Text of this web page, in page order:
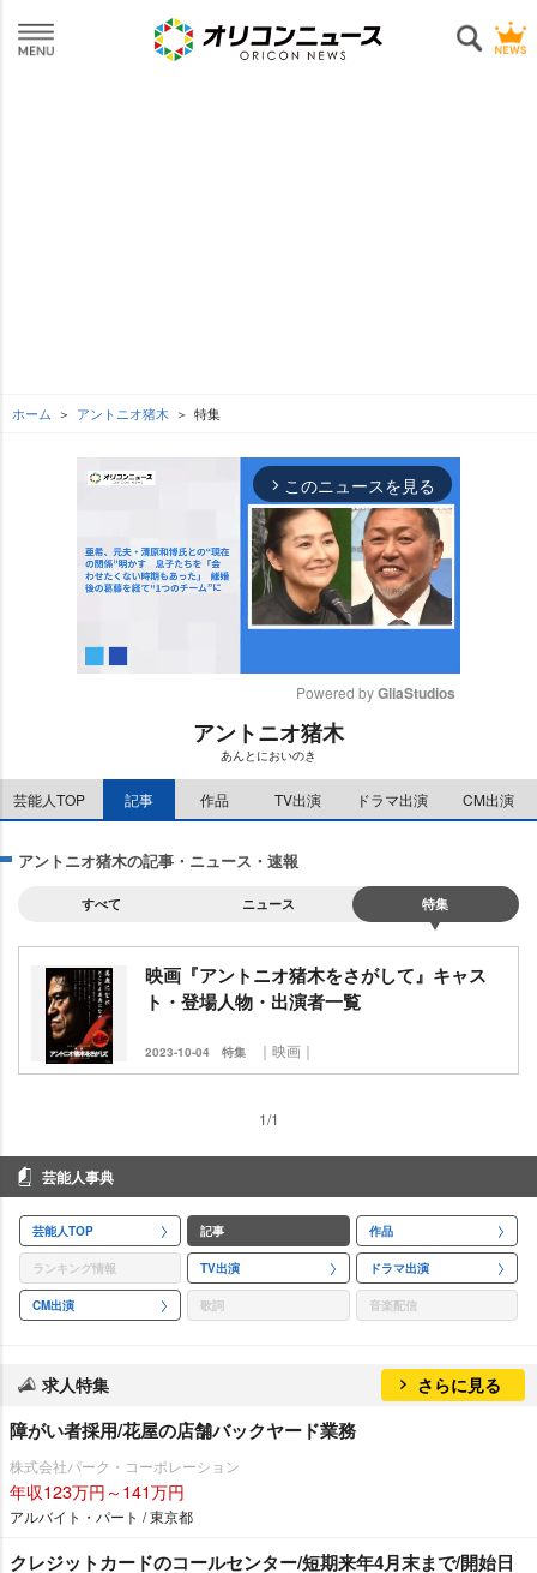
ホーム アントニオ猪木 特集
arrow_forward_ios このニュースを見る
e
Powered by GliaStudios
アントニオ猪木
あんとにおいのき
芸能人TOP 記事 作品 TV出演 ドラマ出演 CM出演
アントニオ猪木の記事・ニュース・速報
すべて ニュース 特集
映画『アントニオ猪木をさがして』キャス
ト・登場人物・出演者一覧
2023-10-04 特集 ｜映画｜
1/1
芸能人事典
芸能人TOP 記事 作品
ランキング情報 TV出演 ドラマ出演
CM出演 歌詞 音楽配信
求人特集 さらに見る
障がい者採用/花屋の店舗バックヤード業務
株式会社パーク・コーポレーション
年収123万円～141万円
アルバイト・パート / 東京都
クレジットカードのコールセンター/短期来年4月末まで/開始日